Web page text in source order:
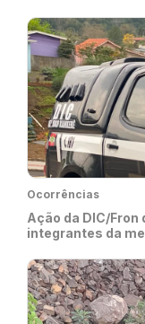
Ocorrências
Ação da DIC/
integrantes da